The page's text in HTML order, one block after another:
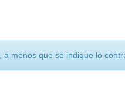
menos que se indique lo